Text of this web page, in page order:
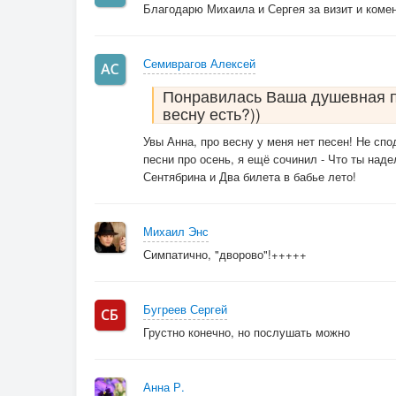
Благодарю Михаила и Сергея за визит и
Семиврагов Алексей
Понравилась Ваша душевная
весну есть?))
Увы Анна, про весну у меня нет песен! Не
песни про осень, я ещё сочинил - Что ты
Сентябрина и Два билета в бабье лето!
Михаил Энс
Симпатично, "дворово"!+++++
Бугреев Сергей
Грустно конечно, но послушать можно
Анна Р.